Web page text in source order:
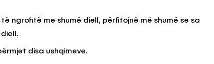
ngrohtë me shumë diell, përfitojnë më shumë se sa
disa ushqimeve.